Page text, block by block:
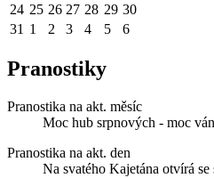
24 25 26 27 28 29 30
31 1 2 3 4 5 6
Pranostiky
Pranostika na akt. měsíc
Moc hub srpnových - moc
Pranostika na akt. den
Na svatého Kajetána otvírá se